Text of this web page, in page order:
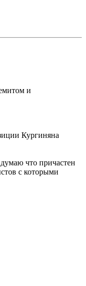
и
Кургиняна
что причастен
с которыми